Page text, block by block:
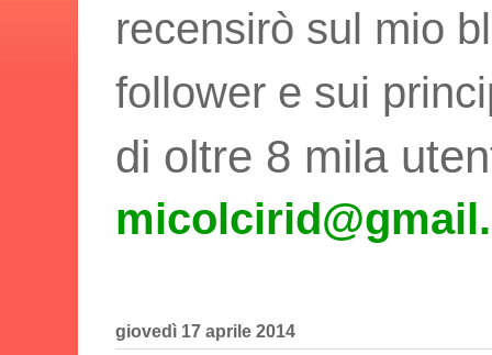
recensirò sul mio
follower e sui
di oltre 8 mila
giovedì 17 aprile 2014